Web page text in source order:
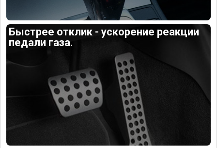
Быстрее отклик - ускорение реакции
педали газа.